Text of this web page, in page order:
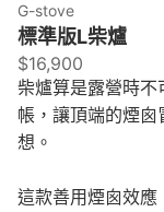
G-stove
標準版L柴爐
$16,900
柴爐算是露營時不
帳，讓頂端的煙
想。
這款善用煙囪效